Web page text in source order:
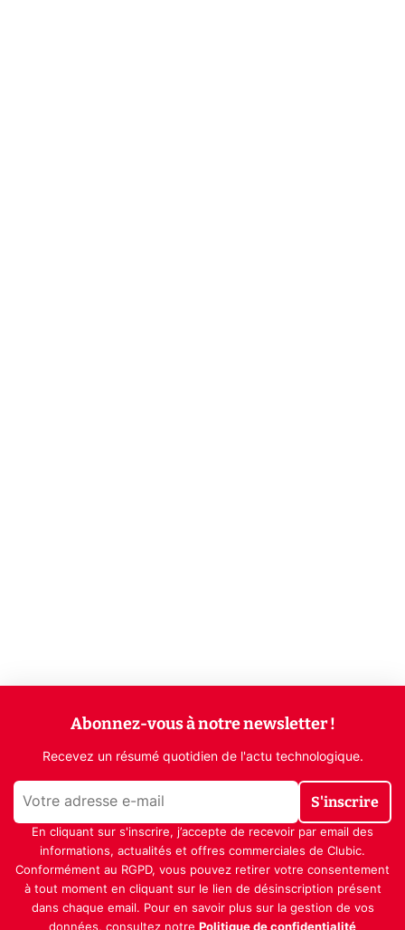
Abonnez-vous à notre newsletter !
Recevez un résumé quotidien de l'actu technologique.
S'inscrire
En cliquant sur s'inscrire, j’accepte de recevoir par email des
informations, actualités et offres commerciales de Clubic.
Conformément au RGPD, vous pouvez retirer votre consentement
à tout moment en cliquant sur le lien de désinscription présent
dans chaque email. Pour en savoir plus sur la gestion de vos
données, consultez notre Politique de confidentialité